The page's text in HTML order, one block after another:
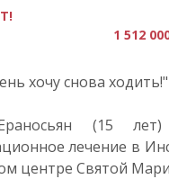
1 512
хочу снова ходить!"
(15
лечение в
центре Святой